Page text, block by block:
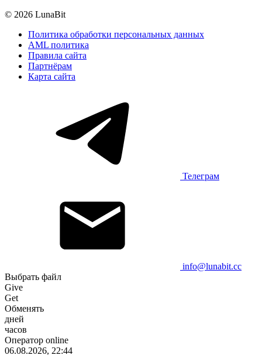
© 2026 LunaBit
Политика обработки персональных данных
AML политика
Правила сайта
Партнёрам
Карта сайта
Телеграм
info@lunabit.cc
Выбрать файл
Give
Get
Обменять
дней
часов
Оператор online
06.08.2026, 22:44